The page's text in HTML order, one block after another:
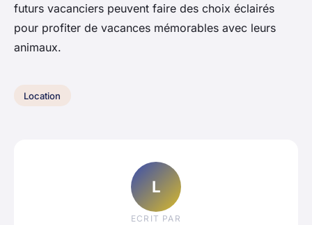
futurs vacanciers peuvent faire des choix éclairés
pour profiter de vacances mémorables avec leurs
animaux.
Location
L
ECRIT PAR